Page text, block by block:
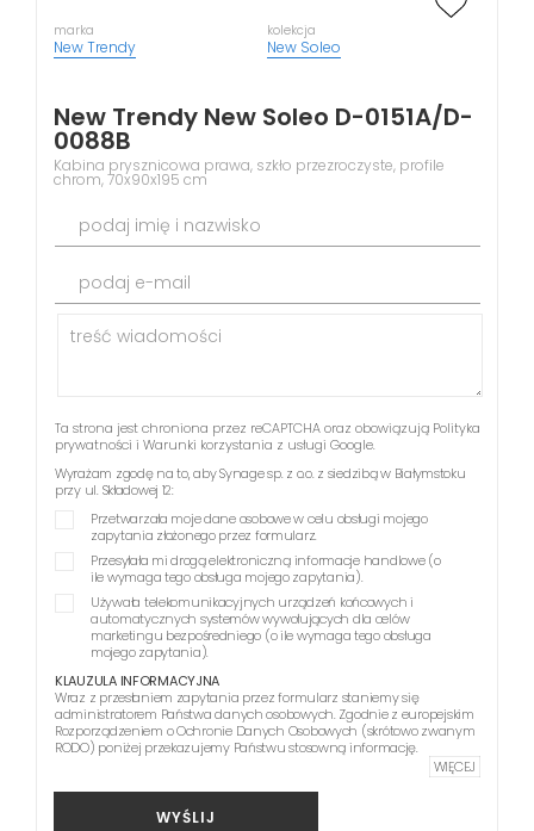
marka
New Trendy
kolekcja
New Soleo
New Trendy New Soleo D-0151A/D-
0088B
Kabina prysznicowa prawa, szkło przezroczyste, profile
chrom, 70x90x195 cm
podaj imię i nazwisko
podaj e-mail
Ta strona jest chroniona przez reCAPTCHA oraz obowiązują Polityka
prywatności i Warunki korzystania z usługi Google.
Wyrażam zgodę na to, aby Synage sp. z o.o. z siedzibą w Białymstoku
przy ul. Składowej 12:
Przetwarzała moje dane osobowe w celu obsługi mojego
zapytania złożonego przez formularz.
Przesyłała mi drogą elektroniczną informacje handlowe (o
ile wymaga tego obsługa mojego zapytania).
Używała telekomunikacyjnych urządzeń końcowych i
automatycznych systemów wywołujących dla celów
marketingu bezpośredniego (o ile wymaga tego obsługa
mojego zapytania).
KLAUZULA INFORMACYJNA
Wraz z przesłaniem zapytania przez formularz staniemy się
administratorem Państwa danych osobowych. Zgodnie z europejskim
Rozporządzeniem o Ochronie Danych Osobowych (skrótowo zwanym
RODO) poniżej przekazujemy Państwu stosowną informację.
WIĘCEJ
WYŚLIJ